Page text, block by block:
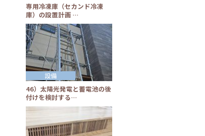
専用冷凍庫（セカンド冷凍
庫）の設置計画 …
46）太陽光発電と蓄電池の後
付けを検討する…
設備